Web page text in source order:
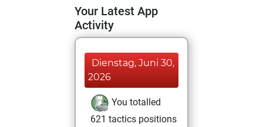
Your Latest App
Activity
Dienstag, Juni 30,
2026
You totalled
621 tactics positions